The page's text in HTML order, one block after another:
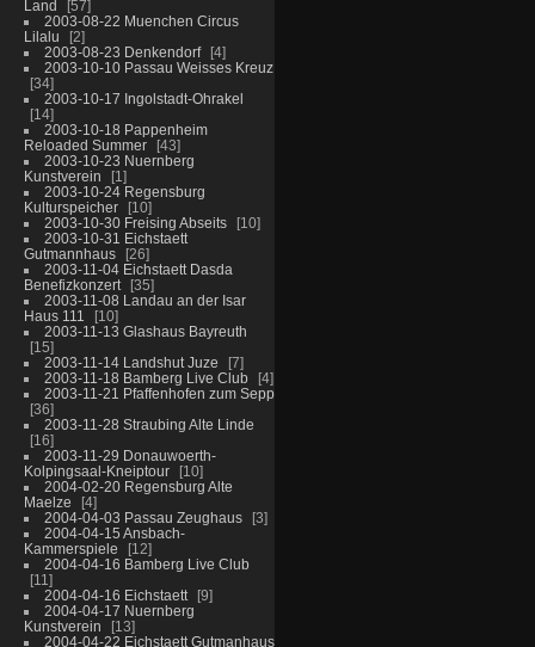
Land
57
2003-08-22 Muenchen Circus
Lilalu
2
2003-08-23 Denkendorf
4
2003-10-10 Passau Weisses Kreuz
34
2003-10-17 Ingolstadt-Ohrakel
14
2003-10-18 Pappenheim
Reloaded Summer
43
2003-10-23 Nuernberg
Kunstverein
1
2003-10-24 Regensburg
Kulturspeicher
10
2003-10-30 Freising Abseits
10
2003-10-31 Eichstaett
Gutmannhaus
26
2003-11-04 Eichstaett Dasda
Benefizkonzert
35
2003-11-08 Landau an der Isar
Haus 111
10
2003-11-13 Glashaus Bayreuth
15
2003-11-14 Landshut Juze
7
2003-11-18 Bamberg Live Club
4
2003-11-21 Pfaffenhofen zum Sepp
36
2003-11-28 Straubing Alte Linde
16
2003-11-29 Donauwoerth-
Kolpingsaal-Kneiptour
10
2004-02-20 Regensburg Alte
Maelze
4
2004-04-03 Passau Zeughaus
3
2004-04-15 Ansbach-
Kammerspiele
12
2004-04-16 Bamberg Live Club
11
2004-04-16 Eichstaett
9
2004-04-17 Nuernberg
Kunstverein
13
2004-04-22 Eichstaett Gutmanhaus